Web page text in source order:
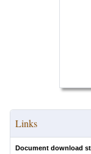
Links
Document download